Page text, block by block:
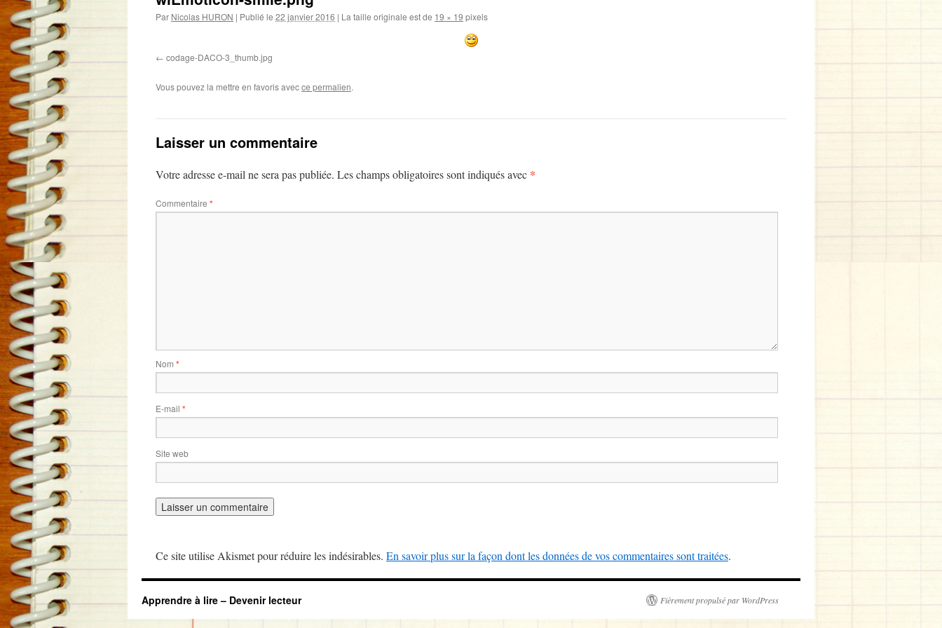
Par Nicolas HURON | Publié le 22 janvier 2016 | La taille originale est de 19 × 19 pixels
codage-DACO-3_thumb.jpg
Vous pouvez la mettre en favoris avecce permalien.
Laisser un commentaire
Votre adresse e-mail ne sera pas publiée. Les champs obligatoires sont indiqués avec *
Commentaire *
Nom *
E-mail *
Site web
Ce site utilise Akismet pour réduire les indésirables. En savoir plus sur la façon dont les données de vos commentaires sont traitées.
Apprendre à lire – Devenir lecteur Fièrement propulsé par WordPress